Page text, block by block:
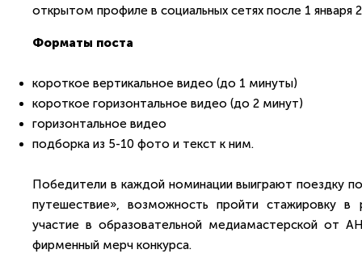
открытом профиле в социальных сетях после 1 января
Форматы поста
короткое вертикальное видео (до 1 минуты)
короткое горизонтальное видео (до 2 минут)
горизонтальное видео
подборка из 5-10 фото и текст к ним.
Победители в каждой номинации выиграют поездку
путешествие», возможность пройти стажировку
участие в образовательной медиамастерской от
фирменный мерч конкурса.